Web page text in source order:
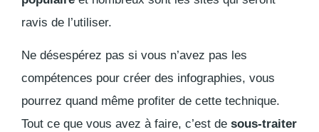
ravis de l’utiliser.
Ne désespérez pas si vous n’avez pas les
compétences pour créer des infographies, vous
pourrez quand même profiter de cette technique.
Tout ce que vous avez à faire, c’est de sous-traiter